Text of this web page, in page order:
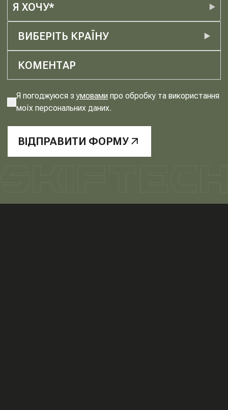
Я ХОЧУ*
ВИБЕРІТЬ КРАЇНУ
Я погоджуюся з умовами про обробку та використання
моїх персональних даних.
ВІДПРАВИТИ ФОРМУ